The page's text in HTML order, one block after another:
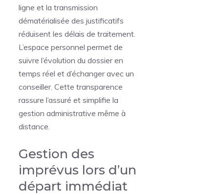
ligne et la transmission
dématérialisée des justificatifs
réduisent les délais de traitement.
L’espace personnel permet de
suivre l’évolution du dossier en
temps réel et d’échanger avec un
conseiller. Cette transparence
rassure l’assuré et simplifie la
gestion administrative même à
distance.
Gestion des
imprévus lors d’un
départ immédiat